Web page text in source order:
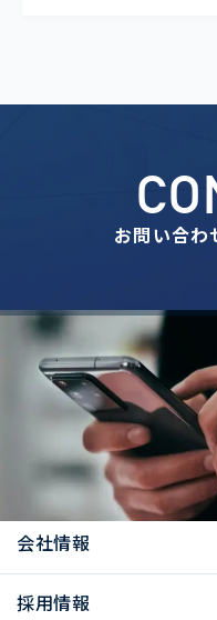
お問い合わ
事業内容
お知らせ
会社情報
採用情報